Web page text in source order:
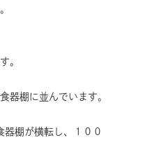
。
器棚に並んでいます。
器棚が横転し、１００